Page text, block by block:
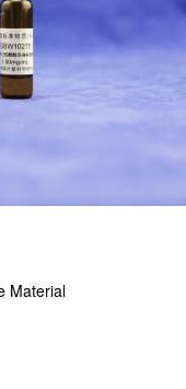
Material